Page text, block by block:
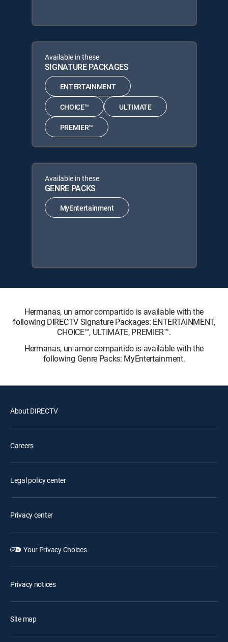
Available in these
SIGNATURE PACKAGES
ENTERTAINMENT
CHOICE™ ULTIMATE
PREMIER™
Available in these
GENRE PACKS
MyEntertainment
Hermanas, un amor compartido is available with the
following DIRECTV Signature Packages: ENTERTAINMENT,
CHOICE™, ULTIMATE, PREMIER™.
Hermanas, un amor compartido is available with the
following Genre Packs: MyEntertainment.
About DIRECTV
Careers
Legal policy center
Privacy center
Your Privacy Choices
Privacy notices
Site map